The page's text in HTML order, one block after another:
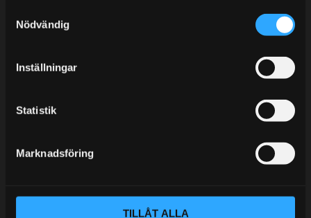
Nödvändig
Inställningar
Statistik
Marknadsföring
TILLÅT ALLA